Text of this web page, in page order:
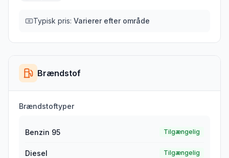
Typisk pris: Varierer efter område
Brændstof
Brændstoftyper
Benzin 95 Tilgængelig
Diesel Tilgængelig